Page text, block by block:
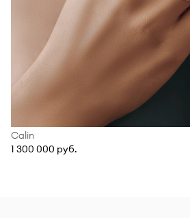
Calin
1 300 000 руб.